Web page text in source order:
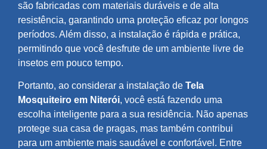
são fabricadas com materiais duráveis e de alta
resistência, garantindo uma proteção eficaz por longos
períodos. Além disso, a instalação é rápida e prática,
permitindo que você desfrute de um ambiente livre de
insetos em pouco tempo.
Portanto, ao considerar a instalação de Tela
Mosquiteiro em Niterói, você está fazendo uma
escolha inteligente para a sua residência. Não apenas
protege sua casa de pragas, mas também contribui
para um ambiente mais saudável e confortável. Entre